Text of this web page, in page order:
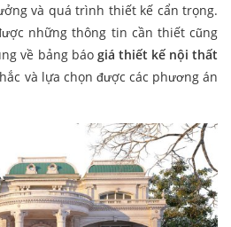
và quá trình thiết kế cẩn trọng.
những thông tin cần thiết cũng
về bảng báo giá thiết kế nội thất
và lựa chọn được các phương án